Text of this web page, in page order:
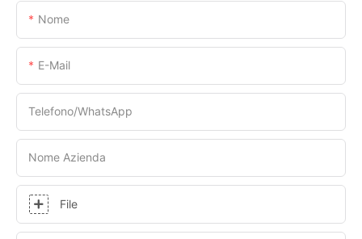
Nome
E-Mail
Telefono/WhatsApp
Nome Azienda
File